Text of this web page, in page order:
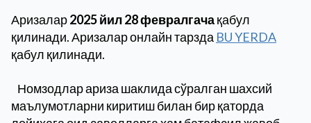
Аризалар2025 йил 28 февралгачақабул
қилинади. Аризалар онлайн тарзда BU YERDA
қабул қилинади.
Номзодлар ариза шаклида сўралган шахсий
маълумотларни киритиш билан бир қаторда